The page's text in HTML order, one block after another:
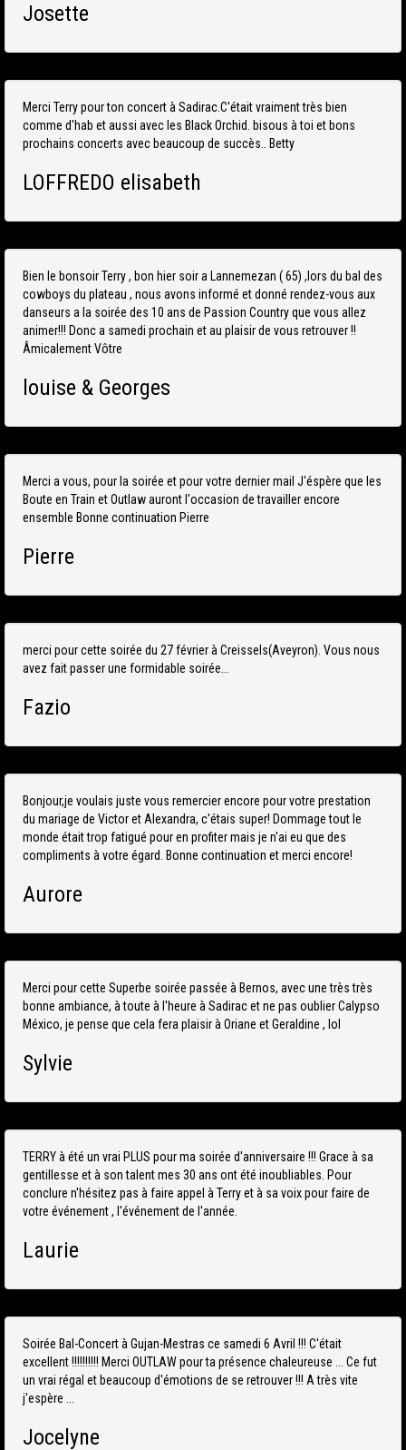
Josette
Merci Terry pour ton concert à Sadirac.C'était vraiment très bien
comme d'hab et aussi avec les Black Orchid. bisous à toi et bons
prochains concerts avec beaucoup de succès.. Betty
LOFFREDO elisabeth
Bien le bonsoir Terry , bon hier soir a Lannemezan ( 65) ,lors du bal des
cowboys du plateau , nous avons informé et donné rendez-vous aux
danseurs a la soirée des 10 ans de Passion Country que vous allez
animer!!! Donc a samedi prochain et au plaisir de vous retrouver !!
Âmicalement Vôtre
louise & Georges
Merci a vous, pour la soirée et pour votre dernier mail J'éspère que les
Boute en Train et Outlaw auront l'occasion de travailler encore
ensemble Bonne continuation Pierre
Pierre
merci pour cette soirée du 27 février à Creissels(Aveyron). Vous nous
avez fait passer une formidable soirée...
Fazio
Bonjour,je voulais juste vous remercier encore pour votre prestation
du mariage de Victor et Alexandra, c'étais super! Dommage tout le
monde était trop fatigué pour en profiter mais je n'ai eu que des
compliments à votre égard. Bonne continuation et merci encore!
Aurore
Merci pour cette Superbe soirée passée à Bernos, avec une très très
bonne ambiance, à toute à l'heure à Sadirac et ne pas oublier Calypso
México, je pense que cela fera plaisir à Oriane et Geraldine , lol
Sylvie
TERRY à été un vrai PLUS pour ma soirée d'anniversaire !!! Grace à sa
gentillesse et à son talent mes 30 ans ont été inoubliables. Pour
conclure n'hésitez pas à faire appel à Terry et à sa voix pour faire de
votre événement , l'événement de l'année.
Laurie
Soirée Bal-Concert à Gujan-Mestras ce samedi 6 Avril !!! C'était
excellent !!!!!!!!!! Merci OUTLAW pour ta présence chaleureuse ... Ce fut
un vrai régal et beaucoup d'émotions de se retrouver !!! A très vite
j'espère ...
Jocelyne